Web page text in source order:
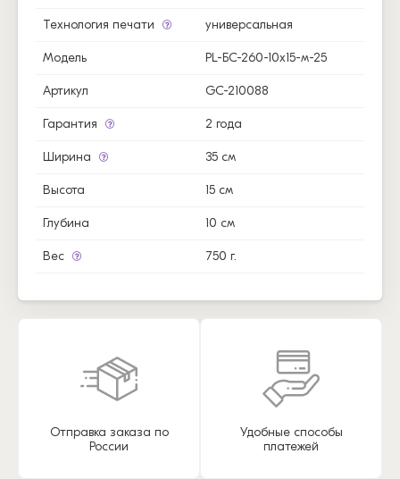
Технология печати универсальная
Модель PL-БС-260-10x15-м-25
Артикул GC-210088
Гарантия 2 года
Ширина 35 см
Высота 15 см
Глубина 10 см
Вес 750 г.
Отправка заказа по
России
Удобные способы
платежей